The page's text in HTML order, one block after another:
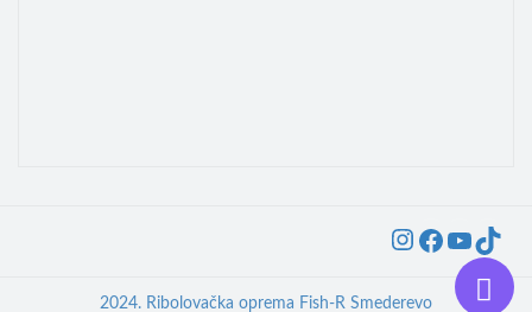
2024. Ribolovačka oprema Fish-R Smederevo